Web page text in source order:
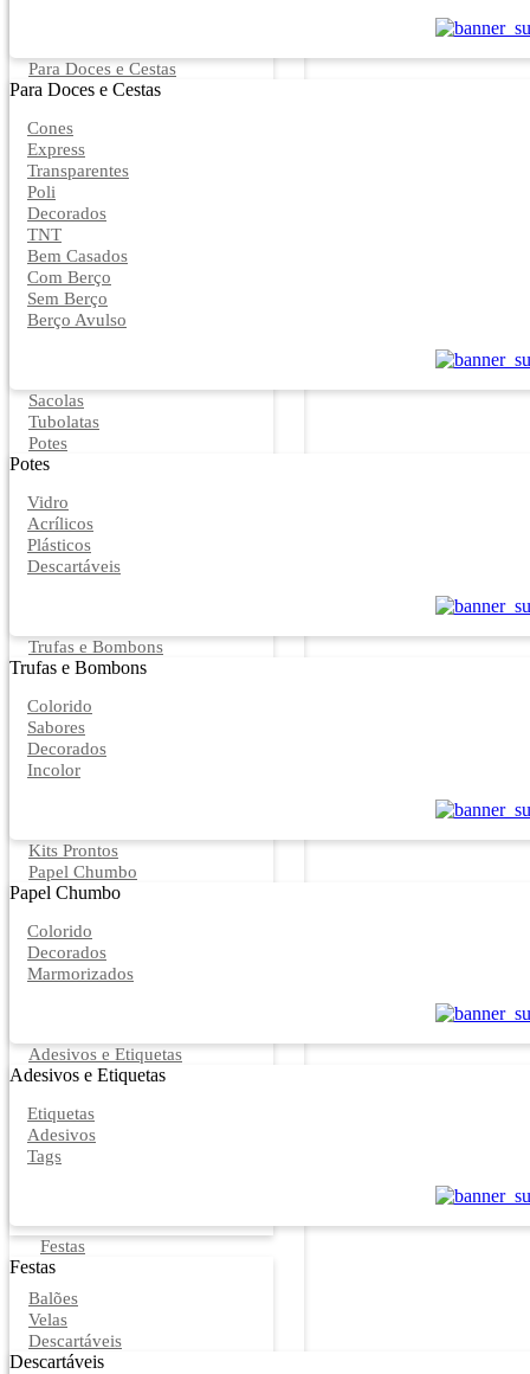
Para Doces e Cestas
Para Doces e Cestas
Cones
Express
Transparentes
Poli
Decorados
TNT
Bem Casados
Com Berço
Sem Berço
Berço Avulso
Sacolas
Tubolatas
Potes
Potes
Vidro
Acrílicos
Plásticos
Descartáveis
Trufas e Bombons
Trufas e Bombons
Colorido
Sabores
Decorados
Incolor
Kits Prontos
Papel Chumbo
Papel Chumbo
Colorido
Decorados
Marmorizados
Adesivos e Etiquetas
Adesivos e Etiquetas
Etiquetas
Adesivos
Tags
Festas
Festas
Balões
Velas
Descartáveis
Descartáveis